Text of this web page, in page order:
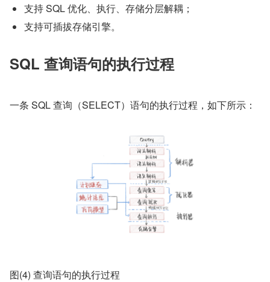
支持 SQL 优化、执行、存储分层解耦；
支持可插拔存储引擎。
SQL 查询语句的执行过程
一条 SQL 查询（SELECT）语句的执行过程，如下所示：
图(4) 查询语句的执行过程